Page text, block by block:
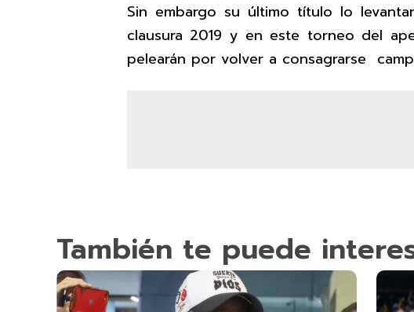
Sin embargo su último título lo
clausura 2019 y en este torneo del
pelearán por volver a consagrarse
También te puede